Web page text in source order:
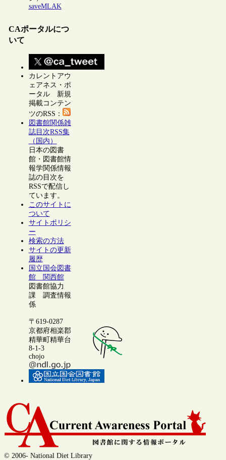
saveMLAK
CAポータルにつ
いて
カレントアウ
ェアネス・ポ
ータル 新規
掲載コンテン
ツのRSS：
図書館関係雑
誌目次RSS集
（国内）
日本の図書
館・図書館情
報学関係情報
誌の目次を
RSSで配信し
ています。
このサイトに
ついて
サイトポリシ
ー
検索の方法
サイトの更新
履歴
国立国会図書
館 関西館
図書館協力
課 調査情報
係
〒619-0287
京都府相楽郡
精華町精華台
8-1-3
chojo
© 2006- National Diet Library